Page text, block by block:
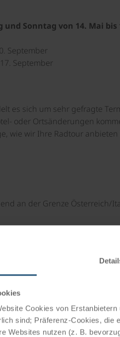
Cookies von
sind; Präferenz-Cookies,
Websites nutzen (z. B.
Sonntag von 14. Mai bis
September
September
es sich um sehr gefragte
oder Ortsänderungen
wie wir Ihre Radtour anbieten
an der Grenze Österreich/
Stappitzer See (14 km, 80